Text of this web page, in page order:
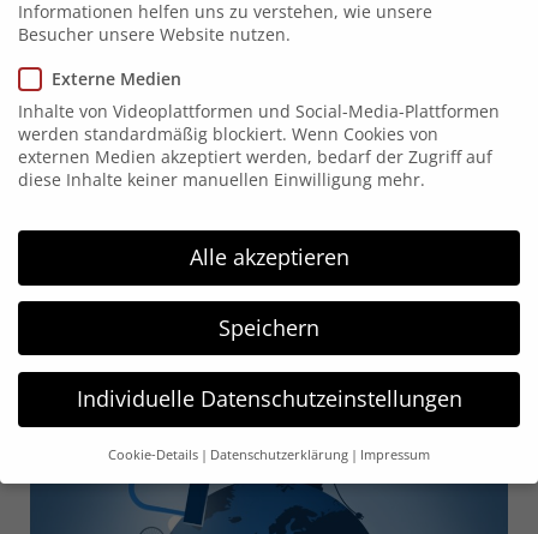
Animation und im Motiondesign kreativ und
produzierte eine charmante Intro und Outro-
Vorlage, welche nun vielfach und spielendleicht
intern bei Wertgarantie verwendet wird.
Informationen helfen uns zu verstehen, wie unsere
Besucher unsere Website nutzen.
Externe Medien
Inhalte von Videoplattformen und Social-Media-Plattformen
werden standardmäßig blockiert. Wenn Cookies von
externen Medien akzeptiert werden, bedarf der Zugriff auf
diese Inhalte keiner manuellen Einwilligung mehr.
Alle akzeptieren
Speichern
Individuelle Datenschutzeinstellungen
Cookie-Details Datenschutzerklärung Impressum
Datenschutzeinstellungen